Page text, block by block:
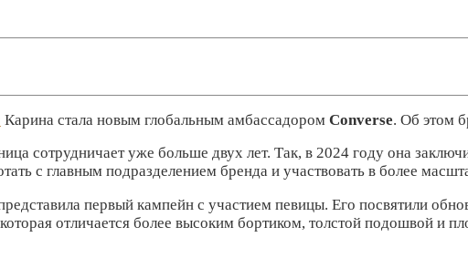
Карина стала новым глобальным амбассадором Converse. Об этом
сотрудничает уже больше двух лет. Так, в 2024 году она
с главным подразделением бренда и участвовать в более
первый кампейн с участием певицы. Его посвятили
отличается более высоким бортиком, толстой подошвой и